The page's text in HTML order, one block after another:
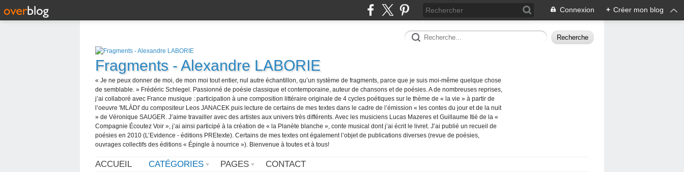
Connexion + Créer mon blog
Fragments - Alexandre LABORIE
« Je ne peux donner de moi, de mon moi tout entier, nul autre échantillon, qu’un système de fragments, parce que je suis moi-même quelque chose
de semblable. » Frédéric Schlegel. Passionné de poésie classique et contemporaine, auteur de chansons et de poésies. A de nombreuses reprises,
j’ai collaboré avec France musique : participation à une composition littéraire originale de 4 cycles poétiques sur le thème de « la vie » à partir de
l’oeuvre 'MLÀDI' du compositeur Leos JANACEK puis lecture de certains de mes textes dans le cadre de l’émission « les contes du jour et de la nuit
» de Véronique SAUGER. J’aime travailler avec des artistes aux univers très différents. Avec les musiciens Lucas Mazeres et Guillaume Itié de la «
Compagnie Écoutez Voir », j’ai ainsi participé à la création de « la Planète blanche », conte musical dont j’ai écrit le livret. J’ai publié un recueil de
poésies en 2010 (L’Evidence - éditions PREtexte). Certains de mes textes ont également l’objet de publications diverses (revue de poésies,
ouvrages collectifs des éditions « Épingle à nourrice »). Bienvenue à toutes et à tous!
ACCUEIL CATÉGORIES PAGES CONTACT